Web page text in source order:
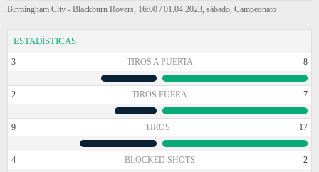
Birmingham City - Blackburn Rovers, 16:00 / 01.04.2023, sábado, Campeonato
ESTADÍSTICAS
3 TIROS A PUERTA 8
2 TIROS FUERA 7
9 TIROS 17
4 BLOCKED SHOTS 2